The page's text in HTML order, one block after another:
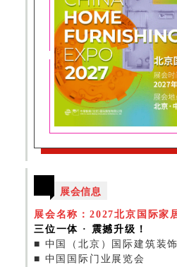
展会信息
展会名称：2027北京国际家
三位一体 · 震撼升级！
■ 中国（北京）国际建筑装
■ 中国国际门业展览会